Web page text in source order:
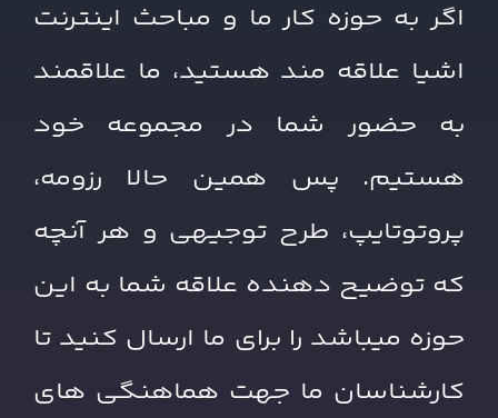
اگر به حوزه کار ما و مباحث اینترنت
اشیا علاقه مند هستید، ما علاقمند
به حضور شما در مجموعه خود
هستیم. پس همین حالا رزومه،
پروتوتایپ، طرح توجیهی و هر آنچه
که توضیح دهنده علاقه شما به این
حوزه میباشد را برای ما ارسال کنید تا
کارشناسان ما جهت هماهنگی های